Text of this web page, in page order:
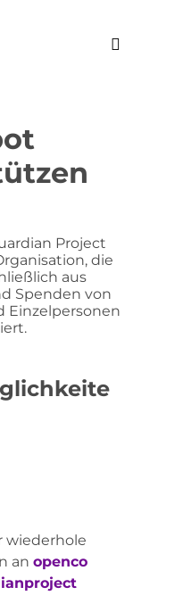
Project
die
aus
Spenden von
Einzelpersonen
wiederhole
an openco